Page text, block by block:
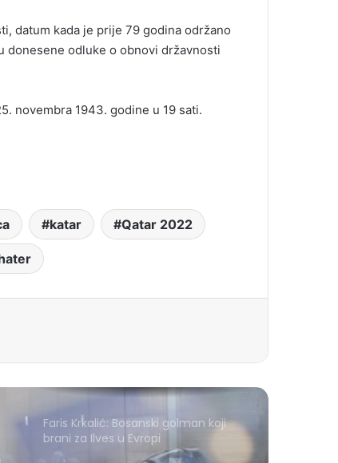
datum kada je prije 79 godina održano
donesene odluke o obnovi državnosti
novembra 1943. godine u 19 sati.
katar Qatar 2022
Faris Krkalić: Bosanski golman koji
brani za Ilves u Evropi